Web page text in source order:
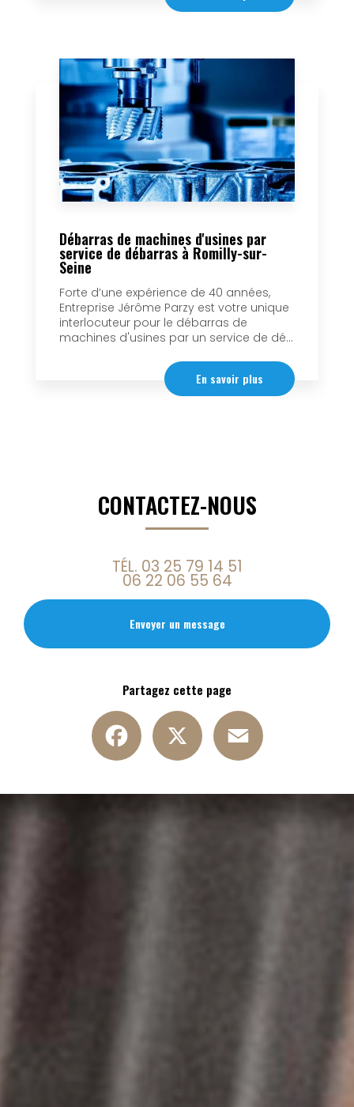
Débarras de machines d'usines par
service de débarras à Romilly-sur-
Seine
Forte d’une expérience de 40 années,
Entreprise Jérôme Parzy est votre unique
interlocuteur pour le débarras de
machines d'usines par un service de dé...
En savoir plus
CONTACTEZ-NOUS
TÉL. 03 25 79 14 51
06 22 06 55 64
Envoyer un message
Partagez cette page
Facebook